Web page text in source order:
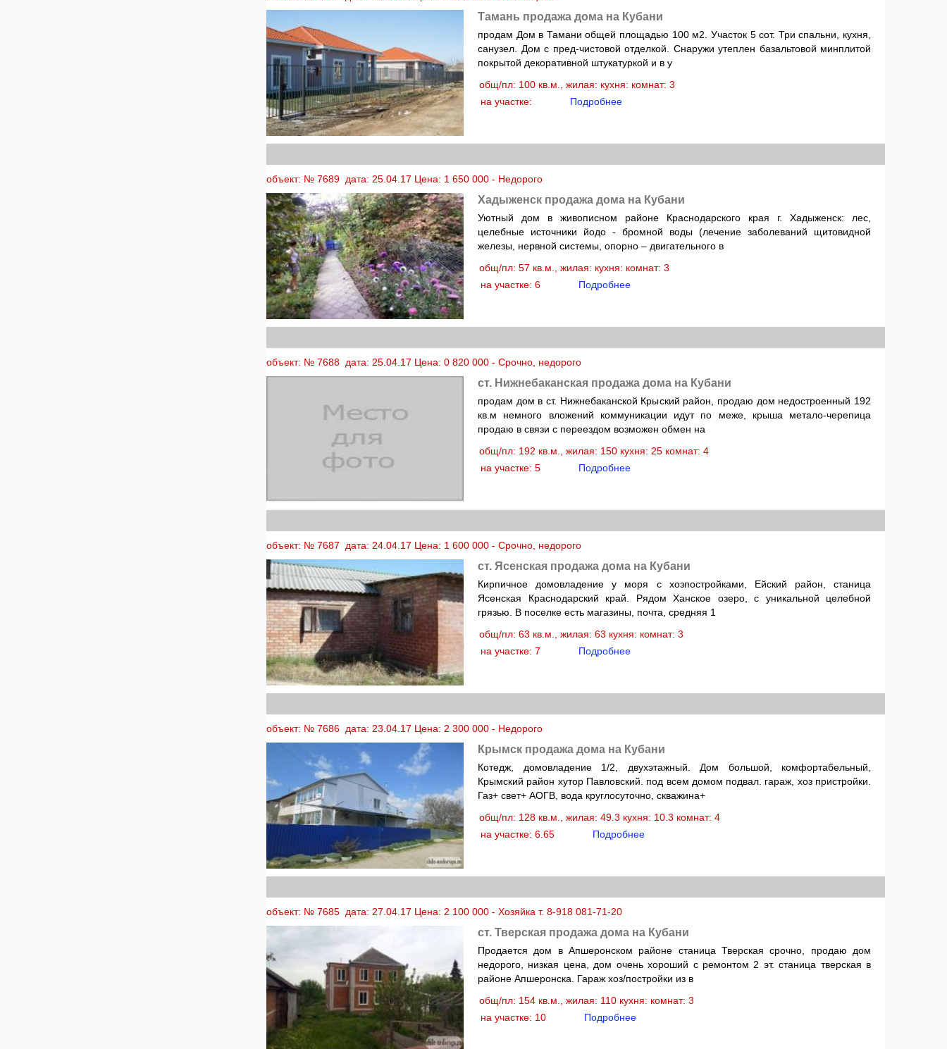
Тамань продажа дома на Кубани
продам Дом в Тамани общей площадью 100 м2. Участок 5 сот. Три спальни, кухня,
санузел. Дом с пред-чистовой отделкой. Снаружи утеплен базальтовой минплитой
покрытой декоративной штукатуркой и в у
общ/пл: 100 кв.м., жилая: кухня: комнат: 3
на участке:
Подробнее
объект: № 7689 дата: 25.04.17 Цена: 1 650 000 - Недорого
Хадыженск продажа дома на Кубани
Уютный дом в живописном районе Краснодарского края г. Хадыженск: лес,
целебные источники йодо - бромной воды (лечение заболеваний щитовидной
железы, нервной системы, опорно – двигательного в
общ/пл: 57 кв.м., жилая: кухня: комнат: 3
на участке: 6
Подробнее
объект: № 7688 дата: 25.04.17 Цена: 0 820 000 - Срочно, недорого
ст. Нижнебаканская продажа дома на Кубани
продам дом в ст. Нижнебаканской Крыский район, продаю дом недостроенный 192
кв.м немного вложений коммуникации идут по меже, крыша метало-черепица
продаю в связи с переездом возможен обмен на
общ/пл: 192 кв.м., жилая: 150 кухня: 25 комнат: 4
на участке: 5
Подробнее
объект: № 7687 дата: 24.04.17 Цена: 1 600 000 - Срочно, недорого
ст. Ясенская продажа дома на Кубани
Кирпичное домовладение у моря с хозпостройками, Ейский район, станица
Ясенская Краснодарский край. Рядом Ханское озеро, с уникальной целебной
грязью. В поселке есть магазины, почта, средняя 1
общ/пл: 63 кв.м., жилая: 63 кухня: комнат: 3
на участке: 7
Подробнее
объект: № 7686 дата: 23.04.17 Цена: 2 300 000 - Недорого
Крымск продажа дома на Кубани
Котедж, домовладение 1/2, двухэтажный. Дом большой, комфортабельный,
Крымский район хутор Павловский. под всем домом подвал. гараж, хоз пристройки.
Газ+ свет+ АОГВ, вода круглосуточно, скважина+
общ/пл: 128 кв.м., жилая: 49.3 кухня: 10.3 комнат: 4
на участке: 6.65
Подробнее
объект: № 7685 дата: 27.04.17 Цена: 2 100 000 - Хозяйка т. 8-918 081-71-20
ст. Тверская продажа дома на Кубани
Продается дом в Апшеронском районе станица Тверская срочно, продаю дом
недорого, низкая цена, дом очень хороший с ремонтом 2 эт. станица тверская в
районе Апшеронска. Гараж хоз/постройки из в
общ/пл: 154 кв.м., жилая: 110 кухня: комнат: 3
на участке: 10
Подробнее